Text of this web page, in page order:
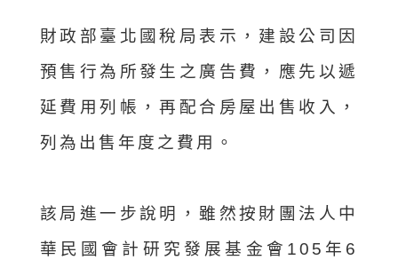
財政部臺北國稅局表示，建設公司因
預售行為所發生之廣告費，應先以遞
延費用列帳，再配合房屋出售收入，
列為出售年度之費用。
該局進一步說明，雖然按財團法人中
華民國會計研究發展基金會105年6